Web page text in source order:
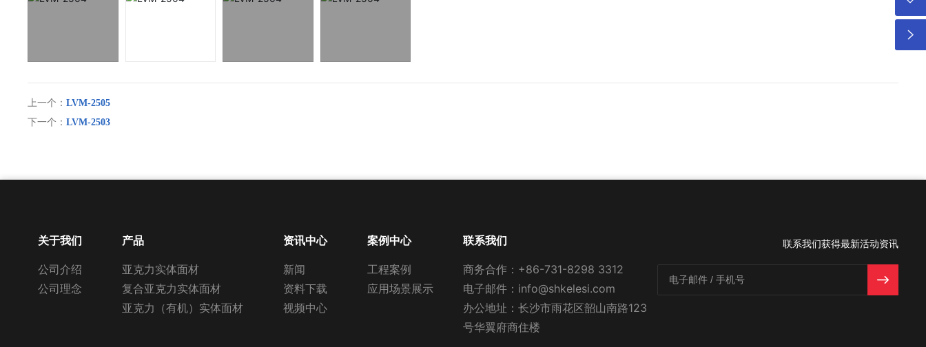
上一个：LVM-2505
下一个：LVM-2503
关于我们
公司介绍
公司理念
产品
亚克力实体面材
复合亚克力实体面材
亚克力（有机）实体面材
资讯中心
新闻
资料下载
视频中心
案例中心
工程案例
应用场景展示
联系我们
商务合作： +86-731-8298 3312
电子邮件： info@shkelesi.com
办公地址：长沙市雨花区韶山南路123
号华翼府商住楼
联系我们获得最新活动资讯